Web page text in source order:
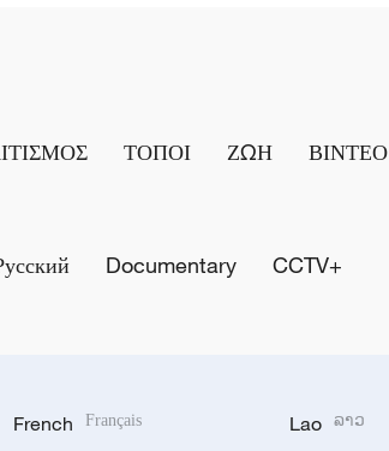
ΤΟΠΟΙ ΖΩΗ ΒΙΝΤΕΟ
Documentary CCTV+
French Français Lao ລາວ